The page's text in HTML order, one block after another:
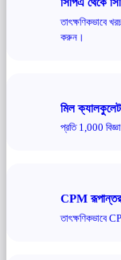
তাৎক্ষণিকভাবে
করুন।
মিল
প্রতি 1,000
CPM
তাৎক্ষণিকভাবে